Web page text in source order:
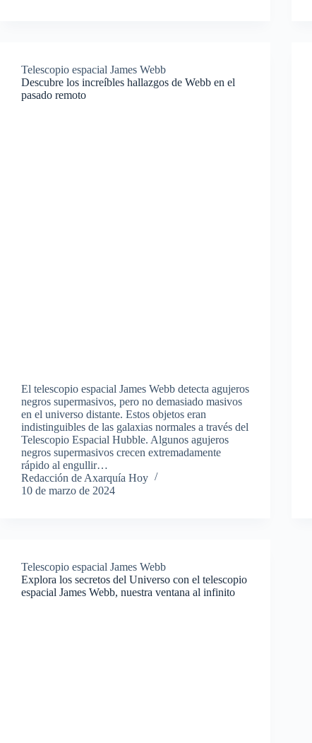
Telescopio espacial James Webb
Descubre los increíbles hallazgos de Webb en el
pasado remoto
El telescopio espacial James Webb detecta agujeros
negros supermasivos, pero no demasiado masivos
en el universo distante. Estos objetos eran
indistinguibles de las galaxias normales a través del
Telescopio Espacial Hubble. Algunos agujeros
negros supermasivos crecen extremadamente
rápido al engullir…
Redacción de Axarquía Hoy
10 de marzo de 2024
Telescopio espacial James Webb
Explora los secretos del Universo con el telescopio
espacial James Webb, nuestra ventana al infinito